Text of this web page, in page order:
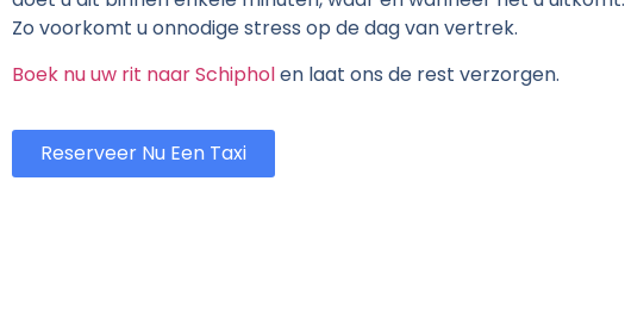
Zo voorkomt u onnodige stress op de dag van vertrek.
Boek nu uw rit naar Schipholen laat ons de rest verzorgen.
Reserveer Nu Een Taxi